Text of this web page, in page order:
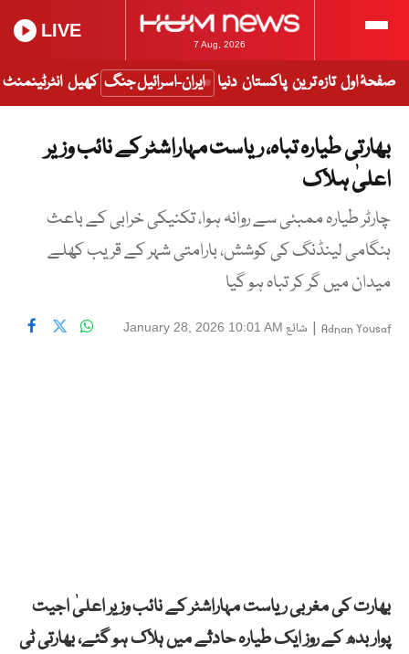
7 Aug, 2026
LIVE
صفحۂ اول تازہ ترین پاکستان دنیا ایران-اسرائیل جنگ کھیل انٹرٹینمنٹ
بھارتی طیارہ تباہ، ریاست مہاراشٹر کے نائب وزیر
اعلیٰ ہلاک
چارٹر طیارہ ممبئی سے روانہ ہوا، تکنیکی خرابی کے باعث
ہنگامی لینڈنگ کی کوشش، بارامتی شہر کے قریب کھلے
میدان میں گر کر تباہ ہو گیا
Adnan Yousaf
| شائع January 28, 2026 10:01 AM
بھارت کی مغربی ریاست مہاراشٹر کے نائب وزیر اعلیٰ اجیت
پوار بدھ کے روز ایک طیارہ حادثے میں ہلاک ہو گئے، بھارتی ٹی